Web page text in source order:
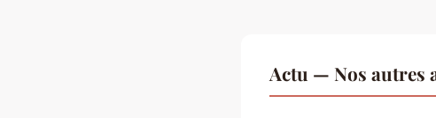
Actu — Nos autres